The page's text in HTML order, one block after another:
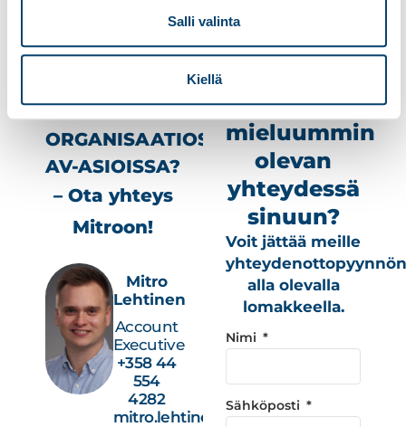
Salli valinta
Kiellä
APUA OMAN
ORGANISAATIOSI
AV-ASIOISSA?
– Ota yhteys
Mitroon!
Mitro
Lehtinen
Account
Executive
+358 44
554
4282
mitro.lehtinen@studiotec.fi
meidän
mieluummin
olevan
yhteydessä
sinuun?
Voit jättää meille
yhteydenottopyynnön
alla olevalla
lomakkeella.
Nimi
Sähköposti